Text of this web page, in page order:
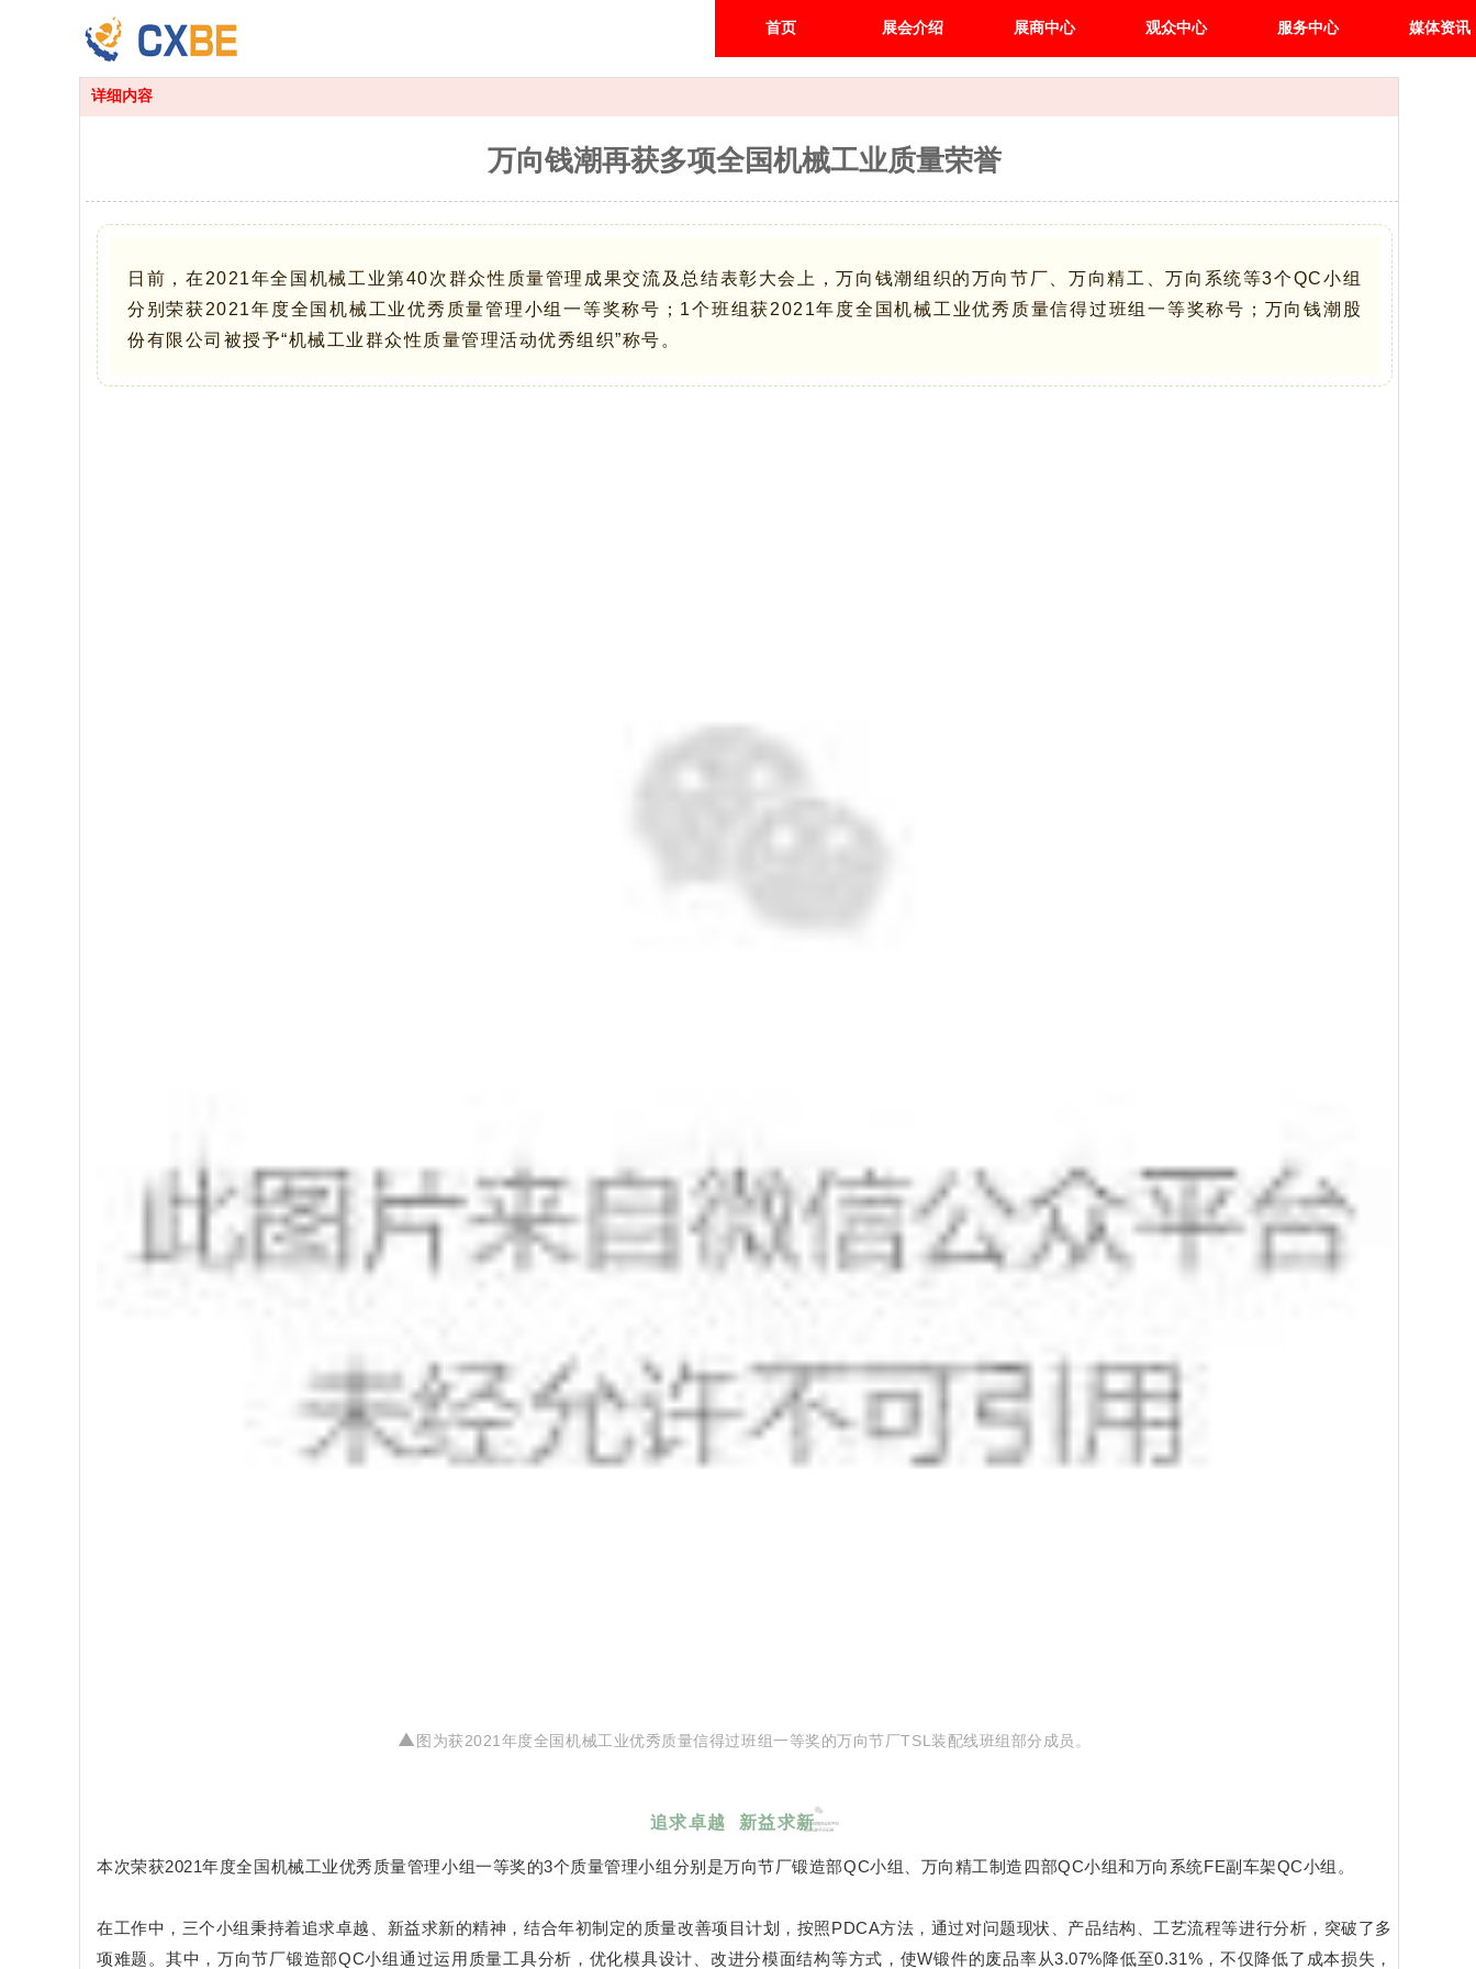
首页 展会介绍 展商中心 观众中心 服务中心 媒体资讯
详细内容
万向钱潮再获多项全国机械工业质量荣誉
日前，在2021年全国机械工业第40次群众性质量管理成果交流及总结表彰大会上，万向钱潮组织的万向节厂、万向精工、万向系统等3个QC小组
分别荣获2021年度全国机械工业优秀质量管理小组一等奖称号；1个班组获2021年度全国机械工业优秀质量信得过班组一等奖称号；万向钱潮股
份有限公司被授予“机械工业群众性质量管理活动优秀组织”称号。
▲ 图为获2021年度全国机械工业优秀质量信得过班组一等奖的万向节厂TSL装配线班组部分成员。
追求卓越 新益求新
本次荣获2021年度全国机械工业优秀质量管理小组一等奖的3个质量管理小组分别是万向节厂锻造部QC小组、万向精工制造四部QC小组和万向系统FE副车架QC小组。
在工作中，三个小组秉持着追求卓越、新益求新的精神，结合年初制定的质量改善项目计划，按照PDCA方法，通过对问题现状、产品结构、工艺流程等进行分析，突破了多
项难题。其中，万向节厂锻造部QC小组通过运用质量工具分析，优化模具设计、改进分模面结构等方式，使W锻件的废品率从3.07%降低至0.31%，不仅降低了成本损失，